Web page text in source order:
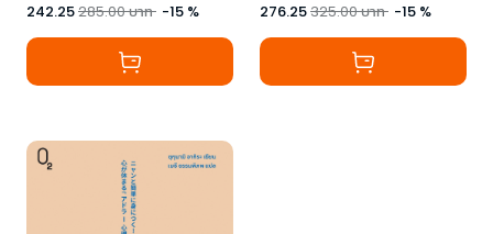
242.25285.00บาท -15 % 276.25325.00บาท -15 %